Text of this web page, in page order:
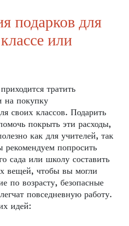
подарков для
или
тратить
на покупку
своих классов. Подарить
покрыть эти расходы,
как для учителей, так
попросить
сада или школу составить
вещей, чтобы вы могли
по возрасту, безопасные
повседневную работу.
идей: